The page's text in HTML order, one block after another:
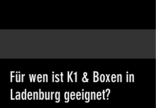
Für wen ist K1 & Boxen in
Ladenburg geeignet?